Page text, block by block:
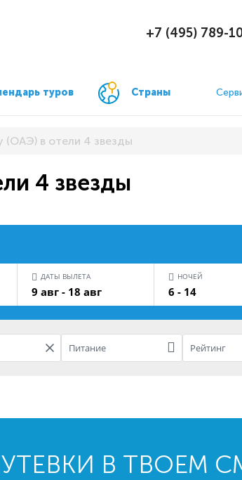
+7 (495) 789-
туров Страны
(ОАЭ) в отели 4 звезды
4 звезды
ДАТЫ ВЫЛЕТА
9 авг - 18 авг
НОЧЕЙ
6 - 14
Питание Рейтинг
В ТВОЕМ